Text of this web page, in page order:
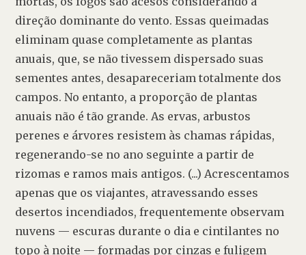
direção dominante do vento. Essas queimadas
eliminam quase completamente as plantas
anuais, que, se não tivessem dispersado suas
sementes antes, desapareceriam totalmente dos
campos. No entanto, a proporção de plantas
anuais não é tão grande. As ervas, arbustos
perenes e árvores resistem às chamas rápidas,
regenerando-se no ano seguinte a partir de
rizomas e ramos mais antigos. (...) Acrescentamos
apenas que os viajantes, atravessando esses
desertos incendiados, frequentemente observam
nuvens — escuras durante o dia e cintilantes no
topo à noite — formadas por cinzas e fuligem